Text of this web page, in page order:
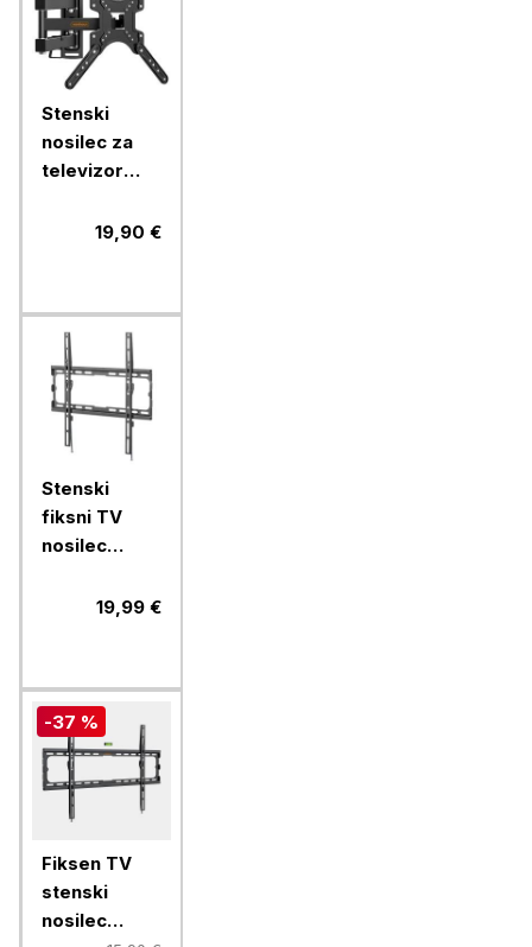
Stenski
nosilec za
televizor
popolnim19,90 €
Stenski
fiksni TV
nosilec
MANHATTAN,
tanek
19,99 €
-37 %
Fiksen TV
stenski
nosilec